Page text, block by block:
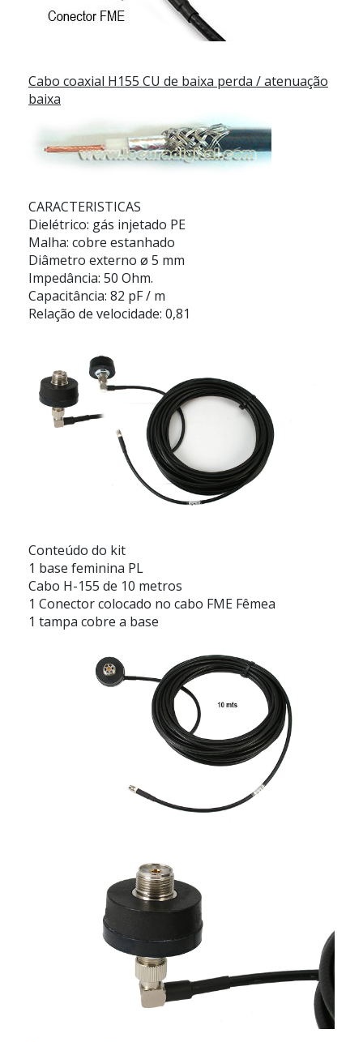
Cabo coaxial H155 CU de baixa perda / atenuação
baixa
CARACTERISTICAS
Dielétrico: gás injetado PE
Malha: cobre estanhado
Diâmetro externo ø 5 mm
Impedância: 50 Ohm.
Capacitância: 82 pF / m
Relação de velocidade: 0,81
Conteúdo do kit
1 base feminina PL
Cabo H-155 de 10 metros
1 Conector colocado no cabo FME Fêmea
1 tampa cobre a base